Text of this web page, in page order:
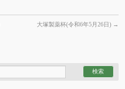
大塚製薬杯(令和6年5月26日) →